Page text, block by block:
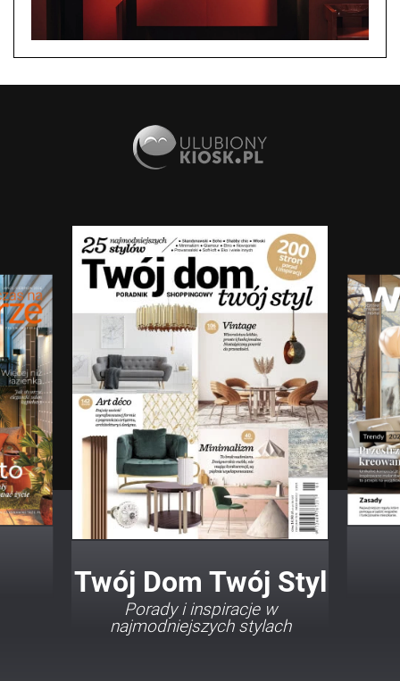
Twój Dom Twój Styl
Porady i inspiracje w
najmodniejszych stylach